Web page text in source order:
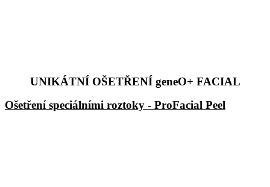
UNIKÁTNÍ OŠETŘENÍ geneO+ FACIAL
Ošetření speciálními roztoky - ProFacial Peel